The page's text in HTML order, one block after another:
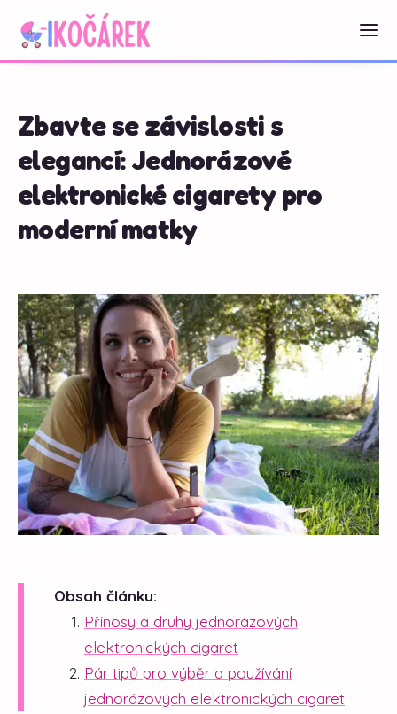
Zbavte se závislosti s
elegancí: Jednorázové
elektronické cigarety pro
moderní matky
Obsah článku:
Přínosy a druhy jednorázových
elektronických cigaret
Pár tipů pro výběr a používání
jednorázových elektronických cigaret